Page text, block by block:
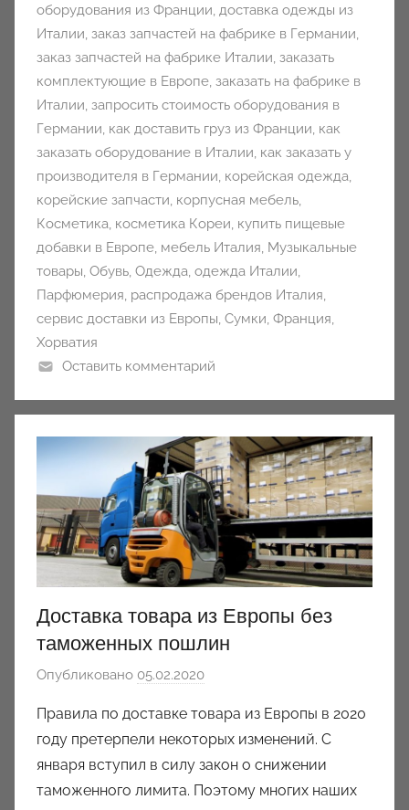
оборудования из Франции, доставка одежды из
Италии, заказ запчастей на фабрике в Германии,
заказ запчастей на фабрике Италии, заказать
комплектующие в Европе, заказать на фабрике в
Италии, запросить стоимость оборудования в
Германии, как доставить груз из Франции, как
заказать оборудование в Италии, как заказать у
производителя в Германии, корейская одежда,
корейские запчасти, корпусная мебель,
Косметика, косметика Кореи, купить пищевые
добавки в Европе, мебель Италия, Музыкальные
товары, Обувь, Одежда, одежда Италии,
Парфюмерия, распродажа брендов Италия,
сервис доставки из Европы, Сумки, Франция,
Хорватия
Оставить комментарий
Доставка товара из Европы без
таможенных пошлин
Опубликовано 05.02.2020
т
о
р
о
Правила по доставке товара из Европы в 2020
году претерпели некоторых изменений. С
января вступил в силу закон о снижении
таможенного лимита. Поэтому многих наших